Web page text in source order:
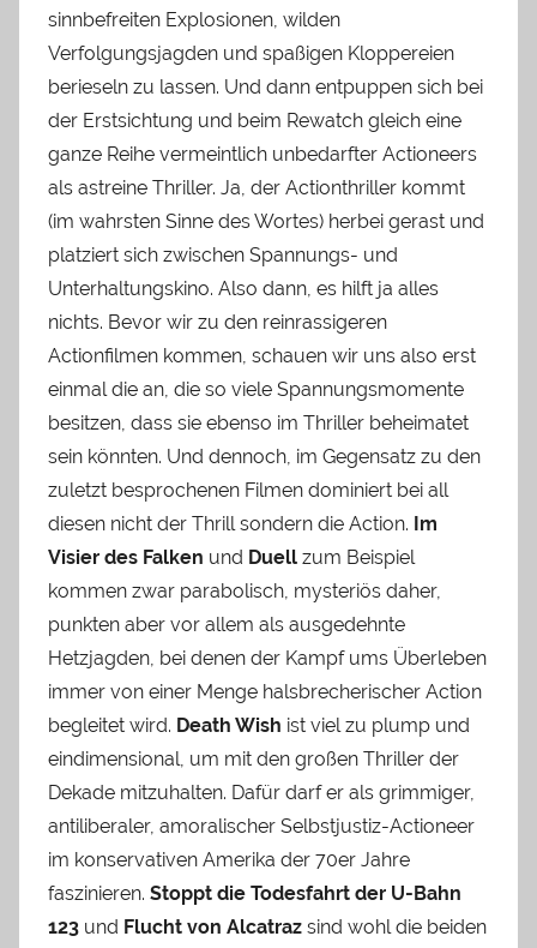
sinnbefreiten Explosionen, wilden
Verfolgungsjagden und spaßigen Kloppereien
berieseln zu lassen. Und dann entpuppen sich bei
der Erstsichtung und beim Rewatch gleich eine
ganze Reihe vermeintlich unbedarfter Actioneers
als astreine Thriller. Ja, der Actionthriller kommt
(im wahrsten Sinne des Wortes) herbei gerast und
platziert sich zwischen Spannungs- und
Unterhaltungskino. Also dann, es hilft ja alles
nichts. Bevor wir zu den reinrassigeren
Actionfilmen kommen, schauen wir uns also erst
einmal die an, die so viele Spannungsmomente
besitzen, dass sie ebenso im Thriller beheimatet
sein könnten. Und dennoch, im Gegensatz zu den
zuletzt besprochenen Filmen dominiert bei all
diesen nicht der Thrill sondern die Action. Im
Visier des Falken und Duell zum Beispiel
kommen zwar parabolisch, mysteriös daher,
punkten aber vor allem als ausgedehnte
Hetzjagden, bei denen der Kampf ums Überleben
immer von einer Menge halsbrecherischer Action
begleitet wird. Death Wish ist viel zu plump und
eindimensional, um mit den großen Thriller der
Dekade mitzuhalten. Dafür darf er als grimmiger,
antiliberaler, amoralischer Selbstjustiz-Actioneer
im konservativen Amerika der 70er Jahre
faszinieren. Stoppt die Todesfahrt der U-Bahn
123 und Flucht von Alcatraz sind wohl die beiden